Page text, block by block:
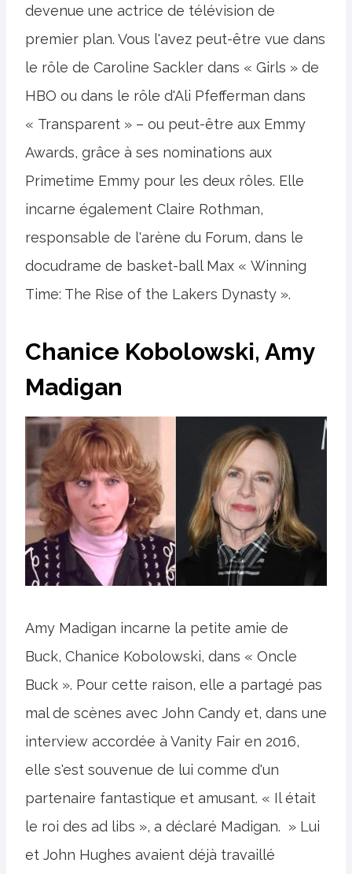
devenue une actrice de télévision de
premier plan. Vous l'avez peut-être vue dans
le rôle de Caroline Sackler dans « Girls » de
HBO ou dans le rôle d'Ali Pfefferman dans
« Transparent » – ou peut-être aux Emmy
Awards, grâce à ses nominations aux
Primetime Emmy pour les deux rôles. Elle
incarne également Claire Rothman,
responsable de l'arène du Forum, dans le
docudrame de basket-ball Max « Winning
Time: The Rise of the Lakers Dynasty ».
Chanice Kobolowski, Amy
Madigan
Amy Madigan incarne la petite amie de
Buck, Chanice Kobolowski, dans « Oncle
Buck ». Pour cette raison, elle a partagé pas
mal de scènes avec John Candy et, dans une
interview accordée à Vanity Fair en 2016,
elle s'est souvenue de lui comme d'un
partenaire fantastique et amusant. « Il était
le roi des ad libs », a déclaré Madigan. » Lui
et John Hughes avaient déjà travaillé